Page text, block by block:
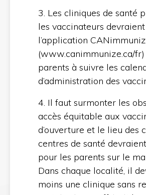
3. Les cliniques de santé
les vaccinateurs
l’application
(www.canimmunize.ca/
parents à suivre les
d’administration des
4. Il faut surmonter les
accès équitable aux
d’ouverture et le lieu des
centres de santé
pour les parents sur le
Dans chaque localité, il
moins une clinique sans